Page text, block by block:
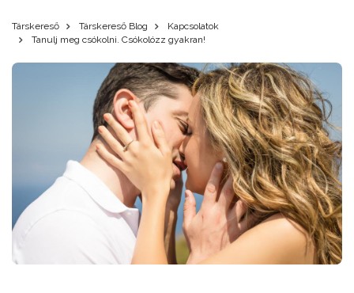
Társkereső Társkereső Blog
Kapcsolatok
Tanulj meg csókolni. Csókolózz gyakran!